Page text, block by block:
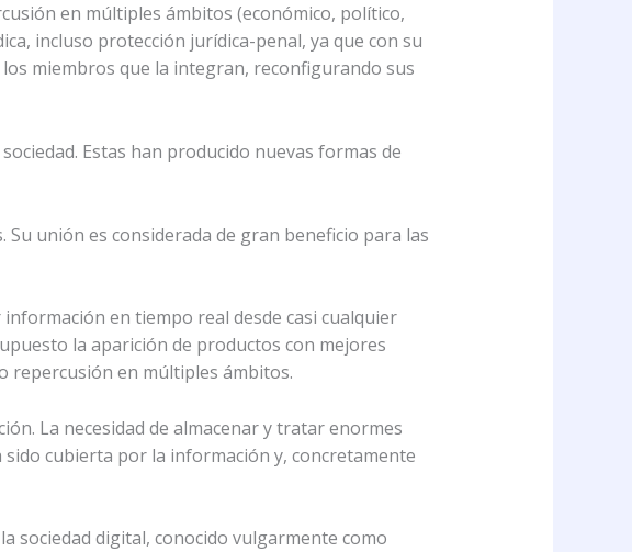
en múltiples ámbitos (económico, político,
incluso protección jurídica-penal, ya que con su
miembros que la integran, reconfigurando sus
Estas han producido nuevas formas de
unión es considerada de gran beneficio para las
en tiempo real desde casi cualquier
la aparición de productos con mejores
repercusión en múltiples ámbitos.
La necesidad de almacenar y tratar enormes
cubierta por la información y, concretamente
sociedad digital, conocido vulgarmente como